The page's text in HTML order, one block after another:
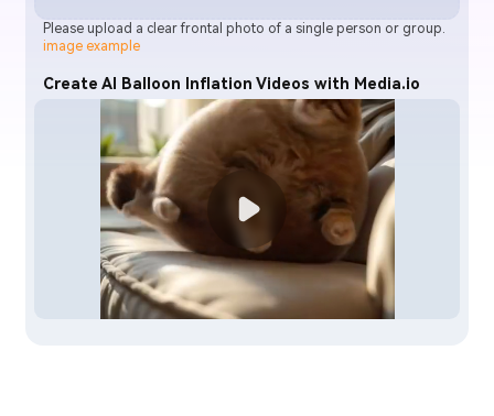
Please upload a clear frontal photo of a single person or group.
image example
Create AI Balloon Inflation Videos with Media.io